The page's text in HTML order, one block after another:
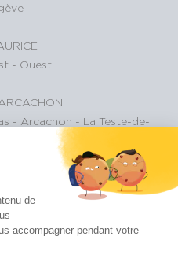
de
accompagner pendant votre
- Ouest
- Arcachon - La Teste-de-
environs
RÉGION